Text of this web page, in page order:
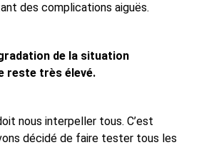
des complications aiguës.
de la situation
reste très élevé.
nous interpeller tous. C’est
décidé de faire tester tous les